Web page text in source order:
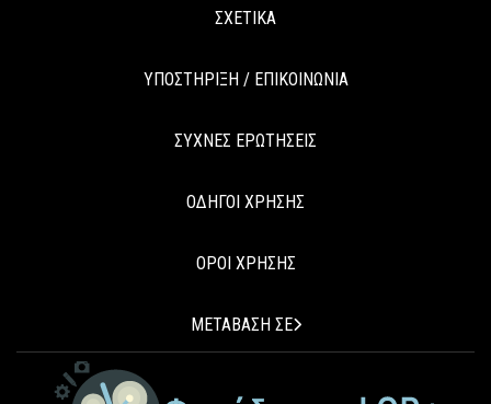
ΣΧΕΤΙΚΑ
ΥΠΟΣΤΗΡΙΞΗ / ΕΠΙΚΟΙΝΩΝΙΑ
ΣΥΧΝΕΣ ΕΡΩΤΗΣΕΙΣ
ΟΔΗΓΟΙ ΧΡΗΣΗΣ
ΟΡΟΙ ΧΡΗΣΗΣ
ΜΕΤΑΒΑΣΗ ΣΕ